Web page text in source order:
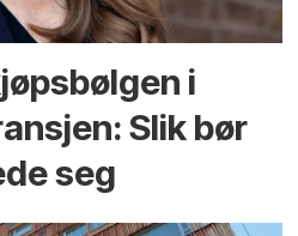
i
Slik bør
seg